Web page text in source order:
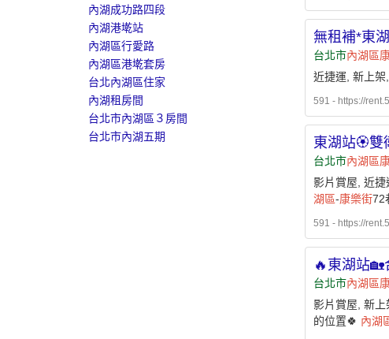
內湖成功路四段
內湖港墘站
內湖區行愛路
內湖區港墘套房
台北內湖區住家
內湖租房間
台北市內湖區３房間
台北市內湖五期
無租補*東
台北市內湖區
近捷運, 新上
591 - https://
東湖站🏵️雙
台北市內湖區
影片賞屋, 近
湖區-康樂街72
591 - https://
🔥東湖站
台北市內湖區
影片賞屋, 新
的位置🍀 內湖